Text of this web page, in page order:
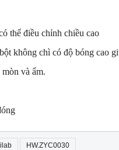
thể điều chỉnh chiều cao
không chì có độ bóng cao
và ẩm.
HW.ZYC0030